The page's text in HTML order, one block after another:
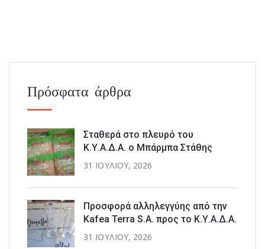
Πρόσφατα άρθρα
Σταθερά στο πλευρό του
Κ.Υ.Α.Δ.Α. ο Μπάρμπα Στάθης
31 ΙΟΥΛΊΟΥ, 2026
Προσφορά αλληλεγγύης από την
Kafea Terra S.A. προς το Κ.Υ.Α.Δ.Α.
31 ΙΟΥΛΊΟΥ, 2026